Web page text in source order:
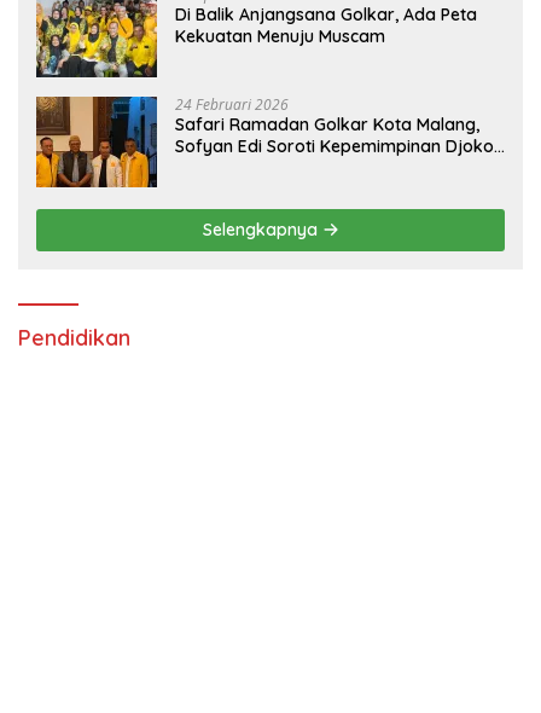
Di Balik Anjangsana Golkar, Ada Peta
Kekuatan Menuju Muscam
24 Februari 2026
Safari Ramadan Golkar Kota Malang,
Sofyan Edi Soroti Kepemimpinan Djoko
Selengkapnya
Pendidikan